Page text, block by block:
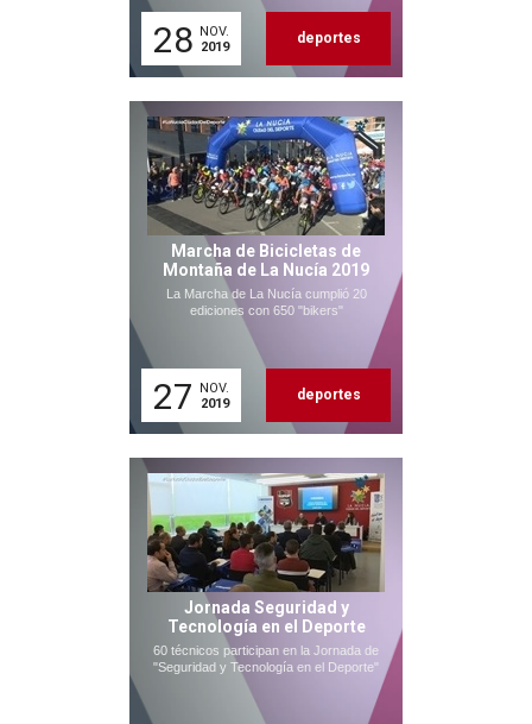
28 NOV.
2019
deportes
Marcha de Bicicletas de
Montaña de La Nucía 2019
La Marcha de La Nucía cumplió 20
ediciones con 650 "bikers"
27
NOV.
2019
deportes
Jornada Seguridad y
Tecnología en el Deporte
60 técnicos participan en la Jornada de
"Seguridad y Tecnología en el Deporte"